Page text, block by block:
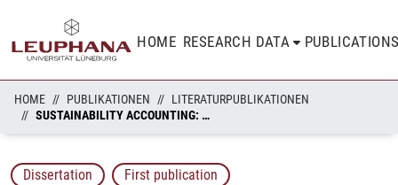
HOME RESEARCH DATA
HOME PUBLIKATIONEN
LITERATURPUBLIKATIONEN
SUSTAINABILITY ACCOUNTING: TOWARDS IMPROVED INFORMATION MANAGEMENT AND MANAGEMENT CONTROL
Dissertation
First publication